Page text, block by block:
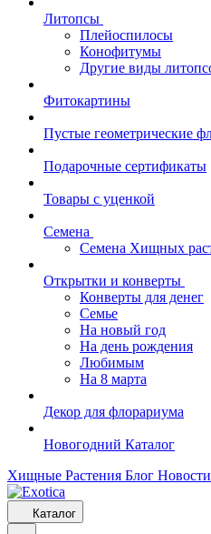
Литопсы
Плейоспилосы
Конофитумы
Другие виды
Фитокартины
Пустые геометрические
Подарочные сертификаты
Товары с уценкой
Семена
Семена Хищных
Открытки и конверты
Конверты для денег
Семье
На новый год
На день рождения
Любимым
На 8 марта
Декор для флорариума
Новогодний Каталог
Хищные Растения Блог Новости
Каталог